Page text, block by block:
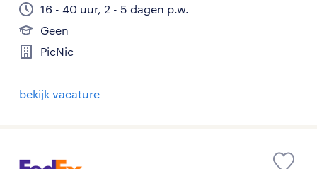
16 - 40 uur, 2 - 5 dagen p.w.
Geen
PicNic
bekijk vacature